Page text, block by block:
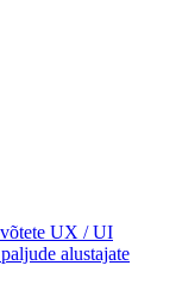
UX / UI
alustajate